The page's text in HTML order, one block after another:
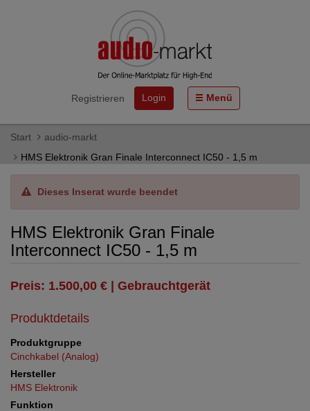
Registrieren Login Menü
Start
audio-markt
HMS Elektronik Gran Finale Interconnect IC50 - 1,5 m
Dieses Inserat wurde beendet
HMS Elektronik Gran Finale
Interconnect IC50 - 1,5 m
Preis: 1.500,00 € | Gebrauchtgerät
Produktdetails
Produktgruppe
Cinchkabel (Analog)
Hersteller
HMS Elektronik
Funktion